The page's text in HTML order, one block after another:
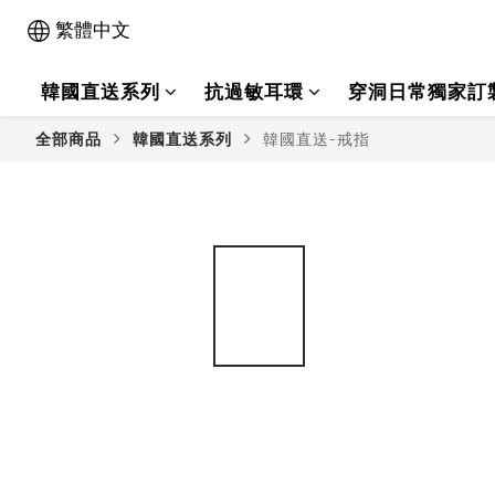
繁體中文
韓國直送系列 抗過敏耳環 穿洞日常獨家訂
全部商品 韓國直送系列 韓國直送-戒指